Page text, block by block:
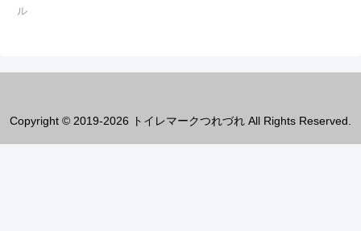
ル
Copyright © 2019-2026 トイレマークつれづれ All Rights Reserved.